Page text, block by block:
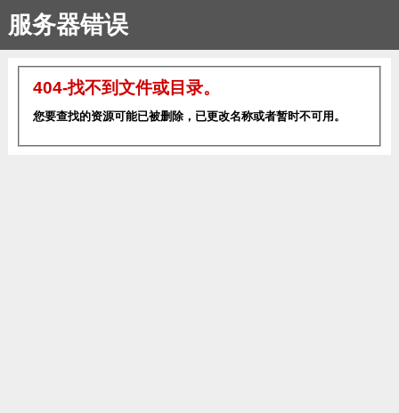
服务器错误
404-找不到文件或目录。
您要查找的资源可能已被删除，已更改名称或者暂时不可用。